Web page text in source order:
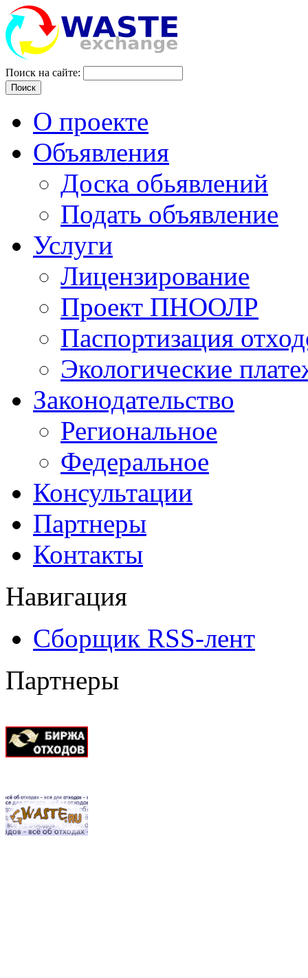
Поиск на сайте:
Поиск
О проекте
Объявления
Доска обьявлений
Подать объявление
Услуги
Лицензирование
Проект ПНООЛР
Паспортизация
Экологические
Законодательство
Региональное
Федеральное
Консультации
Партнеры
Контакты
Навигация
Сборщик RSS-лент
Партнеры